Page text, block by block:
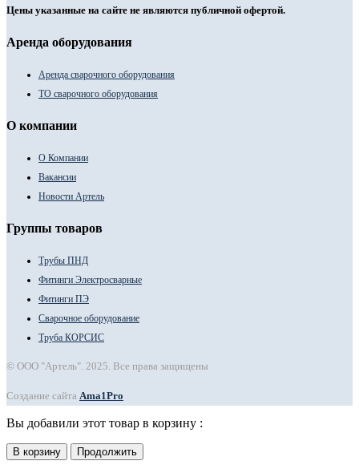
Цены указанные на сайте не являются публичной офертой.
Аренда оборудования
Аренда сварочного оборудования
ТО сварочного оборудования
О компании
О Компании
Вакансии
Новости Артель
Группы товаров
Трубы ПНД
Фитинги Электросварные
Фитинги ПЭ
Сварочное оборудование
Труба КОРСИС
© ООО "Артель". 2025. Все права защищены
Создание сайта Ama1Pro
Вы добавили этот товар в корзину :
В корзину Продолжить